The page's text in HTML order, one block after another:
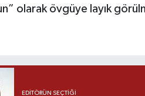
olarak övgüye layık
EDITÖRÜN SEÇTIĞI